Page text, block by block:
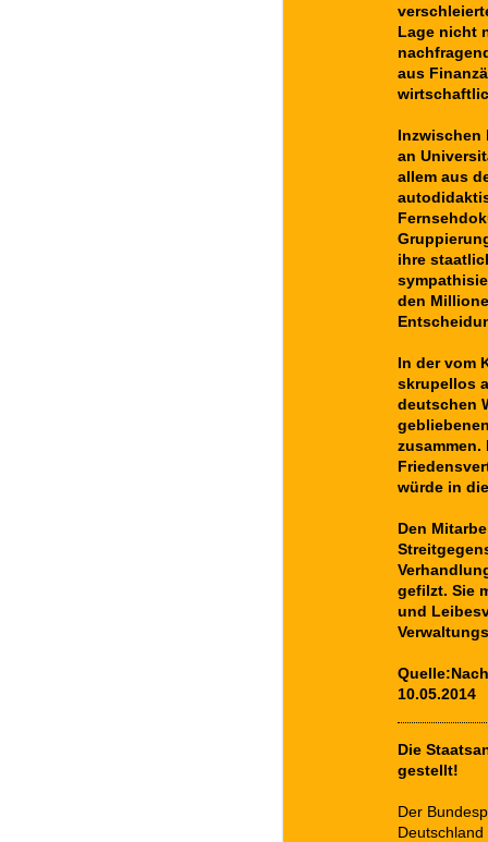
Lage nicht
aus
an
allem aus
ihre
den
In der vom
skrupellos
deutschen
würde in
Den
gefilzt. Sie
und
10.05.2014
Die
gestellt!
Der